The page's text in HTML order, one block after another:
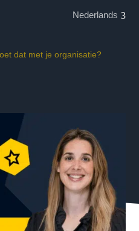
Nederlands
dat met je organisatie?